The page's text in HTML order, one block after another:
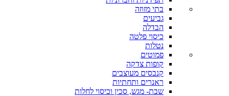
בתי מזוזה
גביעים
הבדלה
כיסוי פלטה
נטלות
פמוטים
קופות צדקה
קנבסים מעוצבים
ראנרים ותחתיות
שבת- מגש, סכין וכיסוי לחלות